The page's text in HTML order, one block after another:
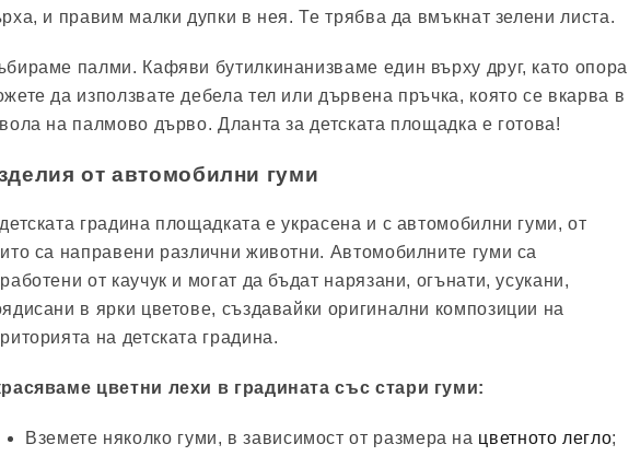
и правим малки дупки в нея. Те трябва да вмъкнат зелени листа.
палми. Кафяви бутилкинанизваме един върху друг, като опора
да използвате дебела тел или дървена пръчка, която се вкарва в
на палмово дърво. Дланта за детската площадка е готова!
от автомобилни гуми
градина площадката е украсена и с автомобилни гуми, от
са направени различни животни. Автомобилните гуми са
от каучук и могат да бъдат нарязани, огънати, усукани,
в ярки цветове, създавайки оригинални композиции на
на детската градина.
цветни лехи в градината със стари гуми:
Вземете няколко гуми, в зависимост от размера на цветното легло;